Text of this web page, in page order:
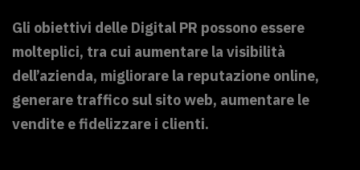
Gli obiettivi delle Digital PR possono essere
molteplici, tra cui aumentare la visibilità
dell’azienda, migliorare la reputazione online,
generare traffico sul sito web, aumentare le
vendite e fidelizzare i clienti.